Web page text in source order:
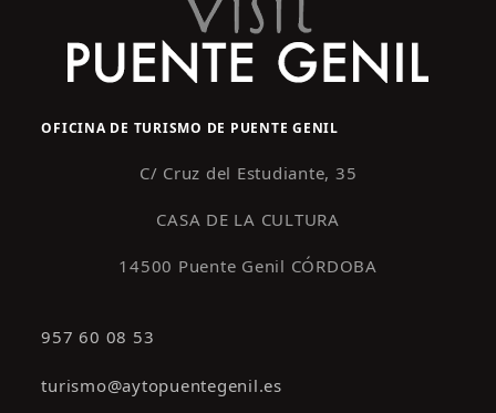
OFICINA DE TURISMO DE PUENTE GENIL
C/ Cruz del Estudiante, 35
CASA DE LA CULTURA
14500 Puente Genil CÓRDOBA
957 60 08 53
turismo@aytopuentegenil.es